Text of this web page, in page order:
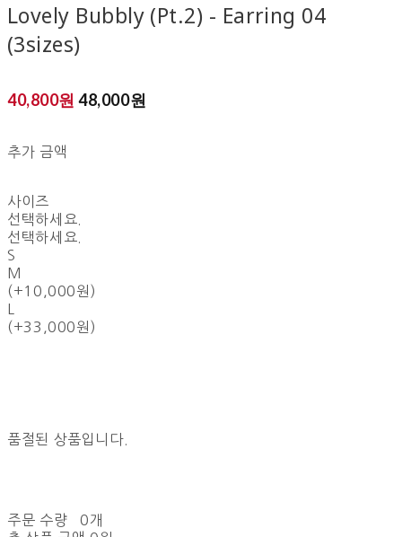
Lovely Bubbly (Pt.2) - Earring 04
(3sizes)
40,800원48,000원
추가 금액
사이즈
선택하세요.
선택하세요.
S
M
(+10,000원)
(+33,000원)
품절된 상품입니다.
주문 수량
0개